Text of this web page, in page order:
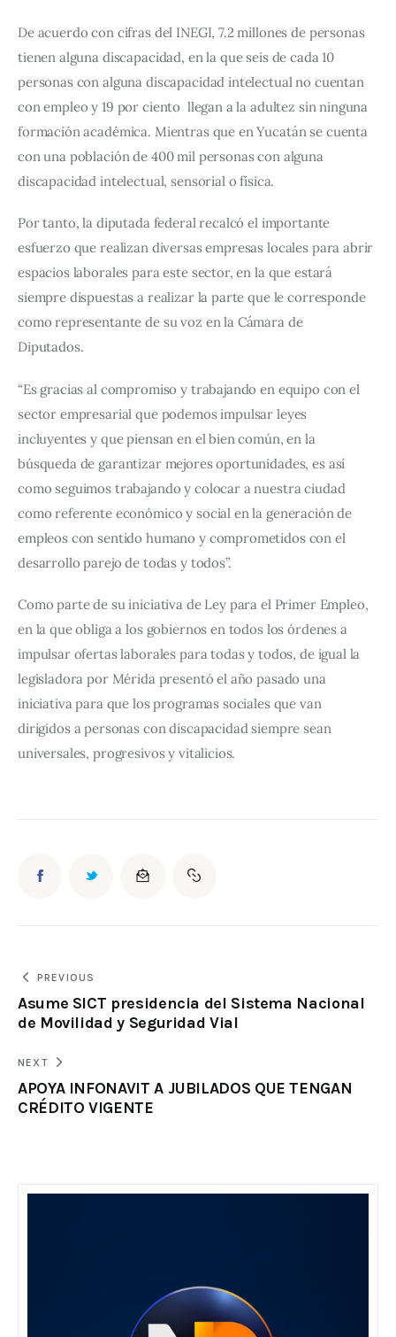
De acuerdo con cifras del INEGI, 7.2 millones de personas
tienen alguna discapacidad, en la que seis de cada 10
personas con alguna discapacidad intelectual no cuentan
con empleo y 19 por ciento  llegan a la adultez sin ninguna
formación académica. Mientras que en Yucatán se cuenta
con una población de 400 mil personas con alguna
discapacidad intelectual, sensorial o física.
Por tanto, la diputada federal recalcó el importante
esfuerzo que realizan diversas empresas locales para abrir
espacios laborales para este sector, en la que estará
siempre dispuestas a realizar la parte que le corresponde
como representante de su voz en la Cámara de
Diputados.
“Es gracias al compromiso y trabajando en equipo con el
sector empresarial que podemos impulsar leyes
incluyentes y que piensan en el bien común, en la
búsqueda de garantizar mejores oportunidades, es así
como seguimos trabajando y colocar a nuestra ciudad
como referente económico y social en la generación de
empleos con sentido humano y comprometidos con el
desarrollo parejo de todas y todos”.
Como parte de su iniciativa de Ley para el Primer Empleo,
en la que obliga a los gobiernos en todos los órdenes a
impulsar ofertas laborales para todas y todos, de igual la
legisladora por Mérida presentó el año pasado una
iniciativa para que los programas sociales que van
dirigidos a personas con discapacidad siempre sean
universales, progresivos y vitalicios.
PREVIOUS
Asume SICT presidencia del Sistema Nacional
de Movilidad y Seguridad Vial
NEXT
APOYA INFONAVIT A JUBILADOS QUE TENGAN
CRÉDITO VIGENTE